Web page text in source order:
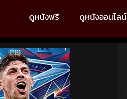
ดูหนังฟรี ดูหนังออนไลน์